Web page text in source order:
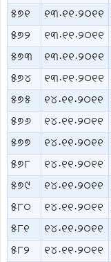
୫୭୧
୧୩.୧୧.୨୦୧୧
୫୭୨
୧୩.୧୧.୨୦୧୧
୫୭୩
୧୩.୧୧.୨୦୧୧
୫୭୪
୧୩.୧୧.୨୦୧୧
୫୭୫
୧୪.୧୧.୨୦୧୧
୫୭୬
୧୪.୧୧.୨୦୧୧
୫୭୭
୧୪.୧୧.୨୦୧୧
୫୭୮
୧୪.୧୧.୨୦୧୧
୫୭୯
୧୪.୧୧.୨୦୧୧
୫୮୦
୧୪.୧୧.୨୦୧୧
୫୮୧
୧୪.୧୧.୨୦୧୧
୫୮୨
୧୪.୧୧.୨୦୧୧